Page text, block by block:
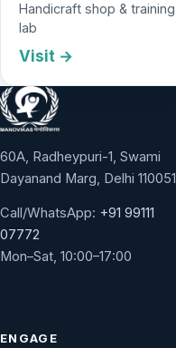
Handicraft shop & training
lab
Visit →
60A, Radheypuri-1, Swami
Dayanand Marg, Delhi 110051
Call/WhatsApp: +91 99111
07772
Mon–Sat, 10:00–17:00
ENGAGE